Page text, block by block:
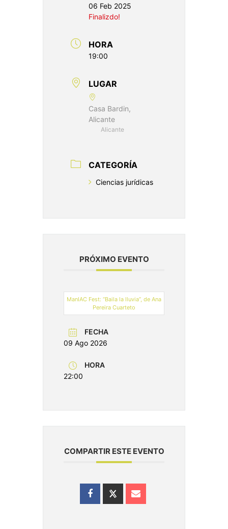
06 Feb 2025
Finalizdo!
HORA
19:00
LUGAR
Casa Bardin,
Alicante
Alicante
CATEGORÍA
Ciencias jurídicas
PRÓXIMO EVENTO
ManIAC Fest: “Baila la lluvia”, de Ana
Pereira Cuarteto
FECHA
09 Ago 2026
HORA
22:00
COMPARTIR ESTE EVENTO